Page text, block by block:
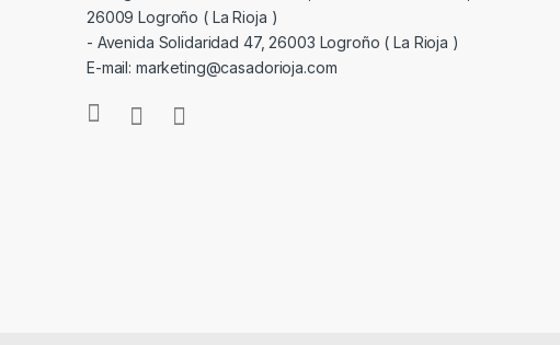
26009 Logroño ( La Rioja )
- Avenida Solidaridad 47, 26003 Logroño ( La Rioja )
E-mail: marketing@casadorioja.com